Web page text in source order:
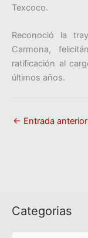
Texcoco.
Reconoció la
Carmona,
ratificación al
últimos años.
← Entrada anterior
Categorias
C